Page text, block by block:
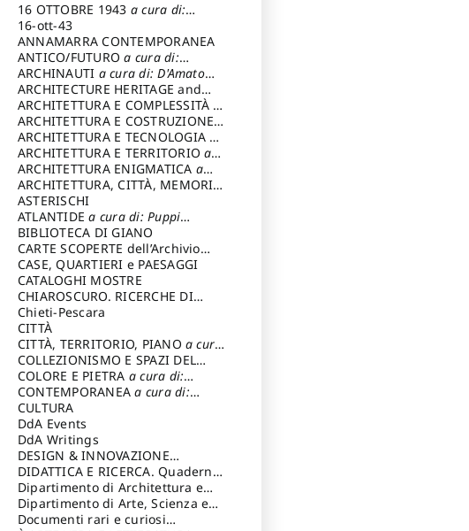
16 OTTOBRE 1943 a cura di:
Pezzetti Marcello
16-ott-43
ANNAMARRA CONTEMPORANEA
ANTICO/FUTUROa cura di:
Varagnoli Claudio
ARCHINAUTI a cura di: D'Amato
Claudio
ARCHITECTURE HERITAGE and
DESIGN
ARCHITETTURA E COMPLESSITÀ a
cura di: Piva Antonio
ARCHITETTURA E COSTRUZIONEa
cura di: Poretti Sergio
ARCHITETTURA E TECNOLOGIA a
cura di: Carrara Gianfranco
ARCHITETTURA E TERRITORIOa
cura di: Pietrogrande Enrico
ARCHITETTURA ENIGMATICA a
cura di: Lenci Ruggero
ARCHITETTURA, CITTÀ, MEMORIA
a cura di: Valeriani Enrico
ASTERISCHI
ATLANTIDEa cura di: Puppi
Lionello
BIBLIOTECA DI GIANO
CARTE SCOPERTE dell’Archivio
Storico Capitolino
CASE, QUARTIERI e PAESAGGI
CATALOGHI MOSTRE
CHIAROSCURO. RICERCHE DI
STORIA E STORIA DELL'ARTE
cura di: Di Carpegna Falconieri
Tommaso
Chieti-Pescara
CITTÀ
CITTÀ, TERRITORIO, PIANO a cura
di: Imbesi Giuseppe
COLLEZIONISMO E SPAZI DEL
COLLEZIONISMO a cura di:
Magnani Lauro
COLORE E PIETRA a cura di:
Selvaggi Giuseppe
CONTEMPORANEAa cura di:
Gubinelli Luna
CULTURA
DdA Events
DdA Writings
DESIGN & INNOVAZIONE
TECNOLOGICAa cura di: Vallicelli
Andrea
DIDATTICA E RICERCA. Quaderni
della Scuola
Dipartimento di Architettura e
Analisi della Città Mediterranea
Dipartimento di Arte, Scienza e
Tecnica del Costuire
Documenti rari e curiosi